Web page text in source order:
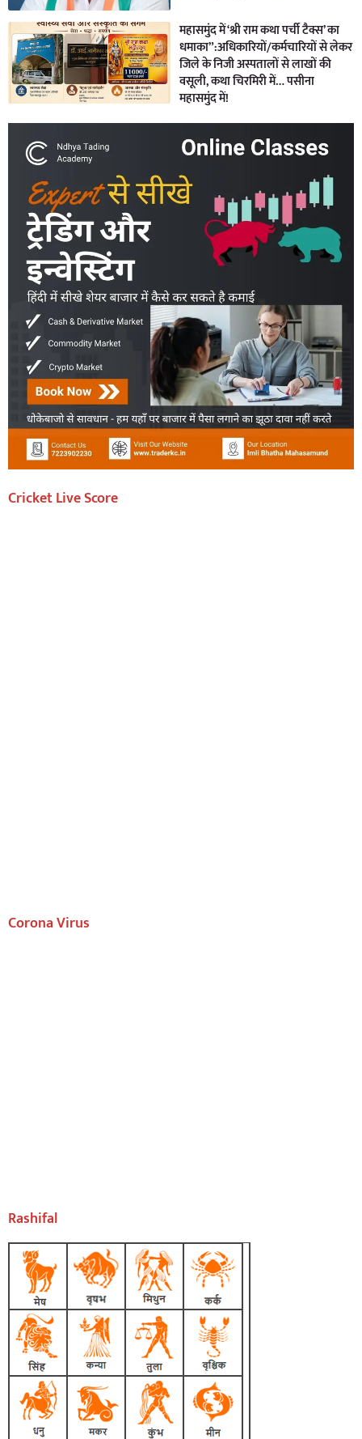
महासमुंद में ‘श्री राम कथा पर्ची टैक्स’ का
धमाका”:अधिकारियों/कर्मचारियों से लेकर
जिले के निजी अस्पतालों से लाखों की
वसूली, कथा चिरमिरी में… पसीना
महासमुंद में!
Cricket Live Score
Corona Virus
Rashifal